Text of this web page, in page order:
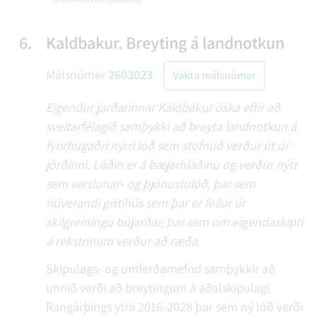
6. Kaldbakur. Breyting á landnotkun
Málsnúmer 2603023 Vakta málsnúmer
Eigendur jarðarinnar Kaldbakur óska eftir að
sveitarfélagið samþykki að breyta landnotkun á
fyrirhugaðri nýrri lóð sem stofnuð verður út úr
jörðinni. Lóðin er á bæjarhlaðinu og verður nýtt
sem verslunar- og þjónustulóð, þar sem
núverandi gistihús sem þar er fellur úr
skilgreiningu bújarðar, þar sem um eigendaskipti
á rekstrinum verður að ræða.
Skipulags- og umferðarnefnd samþykkir að
unnið verði að breytingum á aðalskipulagi
Rangárþings ytra 2016-2028 þar sem ný lóð verði